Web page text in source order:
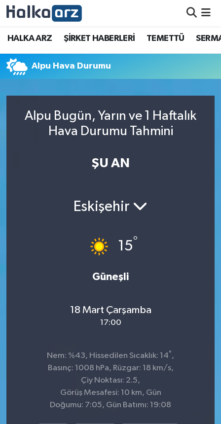
HALKA ARZ ŞİRKET HABERLERİ TEMETTÜ
Alpu Hava Durumu
Alpu Bugün, Yarın ve 1 Haftalık
Hava Durumu Tahmini
ŞU AN
Eskişehir
15°
Güneşli
18 Mart Çarşamba
17:00
Nem: %43, Hissedilen Sıcaklık: 14°,
Basınç: 1008 hPa, Rüzgar: 18 km/s,
Çiy Noktası: 2.5,
Görüş Mesafesi: 10 km, Gün
Doğumu: 7:05, Gün Batımı: 19:08
HALKA ARZ
SERMAYE ARTIRIMI
TEMETTÜ
İletişim